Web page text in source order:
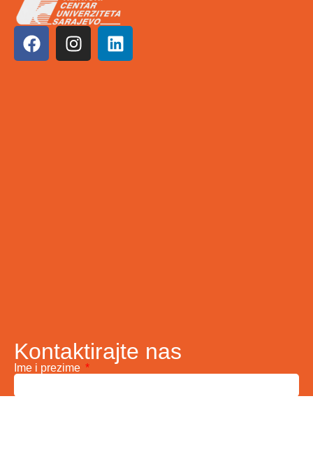
Kontaktirajte nas
Ime i prezime